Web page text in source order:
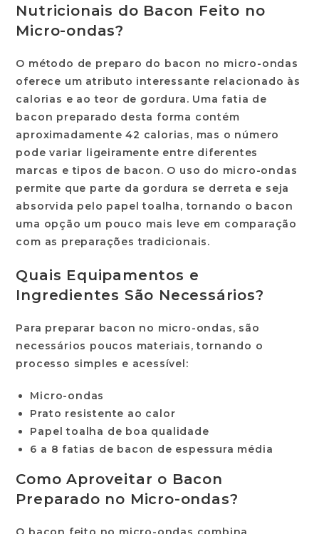
Nutricionais do Bacon Feito no
Micro-ondas?
O método de preparo do bacon no micro-ondas
oferece um atributo interessante relacionado às
calorias e ao teor de gordura. Uma fatia de
bacon preparado desta forma contém
aproximadamente 42 calorias, mas o número
pode variar ligeiramente entre diferentes
marcas e tipos de bacon. O uso do micro-ondas
permite que parte da gordura se derreta e seja
absorvida pelo papel toalha, tornando o bacon
uma opção um pouco mais leve em comparação
com as preparações tradicionais.
Quais Equipamentos e
Ingredientes São Necessários?
Para preparar bacon no micro-ondas, são
necessários poucos materiais, tornando o
processo simples e acessível:
Micro-ondas
Prato resistente ao calor
Papel toalha de boa qualidade
6 a 8 fatias de bacon de espessura média
Como Aproveitar o Bacon
Preparado no Micro-ondas?